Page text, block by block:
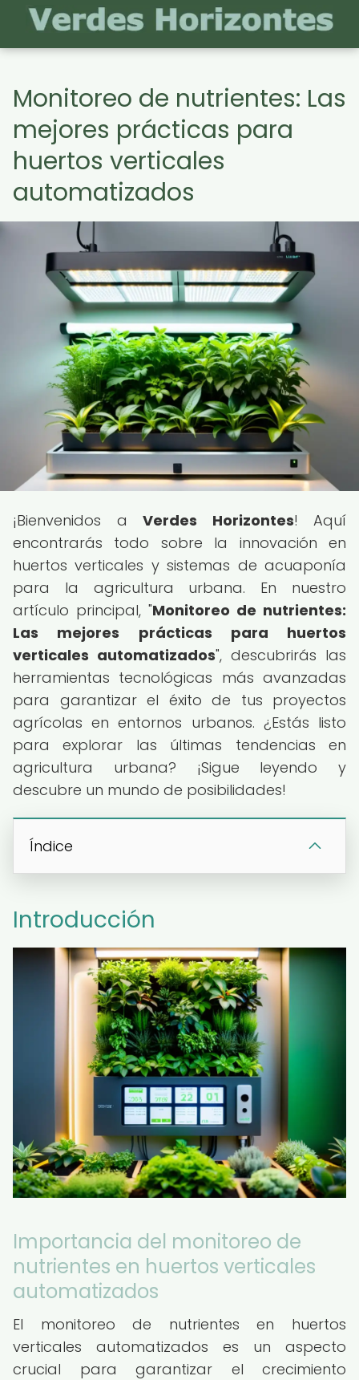
Monitoreo de nutrientes: Las
mejores prácticas para
huertos verticales
automatizados
¡Bienvenidos a Verdes Horizontes! Aquí
encontrarás todo sobre la innovación en
huertos verticales y sistemas de acuaponía
para la agricultura urbana. En nuestro
artículo principal, "Monitoreo de nutrientes:
Las mejores prácticas para huertos
verticales automatizados", descubrirás las
herramientas tecnológicas más avanzadas
para garantizar el éxito de tus proyectos
agrícolas en entornos urbanos. ¿Estás listo
para explorar las últimas tendencias en
agricultura urbana? ¡Sigue leyendo y
descubre un mundo de posibilidades!
Índice
Introducción
Importancia del monitoreo de
nutrientes en huertos verticales
automatizados
El monitoreo de nutrientes en huertos
verticales automatizados es un aspecto
crucial para garantizar el crecimiento